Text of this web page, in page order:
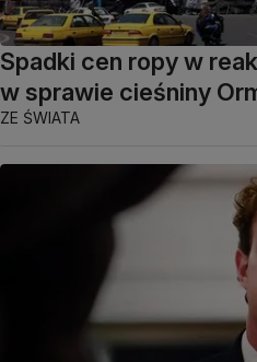
Spadki cen ropy w
w sprawie cieśniny
ZE ŚWIATA